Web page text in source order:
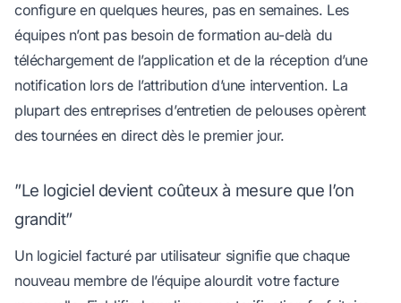
configure en quelques heures, pas en semaines. Les
équipes n’ont pas besoin de formation au-delà du
téléchargement de l’application et de la réception d’une
notification lors de l’attribution d’une intervention. La
plupart des entreprises d’entretien de pelouses opèrent
des tournées en direct dès le premier jour.
”Le logiciel devient coûteux à mesure que l’on
grandit”
Un logiciel facturé par utilisateur signifie que chaque
nouveau membre de l’équipe alourdit votre facture